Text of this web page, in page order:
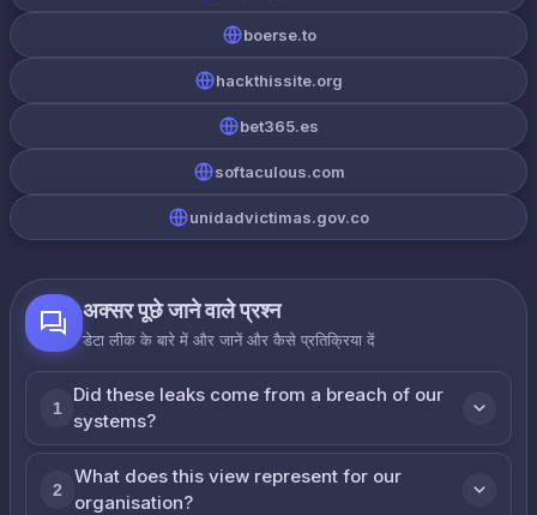
boerse.to
hackthissite.org
bet365.es
softaculous.com
unidadvictimas.gov.co
अक्सर पूछे जाने वाले प्रश्न
डेटा लीक के बारे में और जानें और कैसे प्रतिक्रिया दें
1
Did these leaks come from a breach of our
systems?
2
What does this view represent for our
organisation?